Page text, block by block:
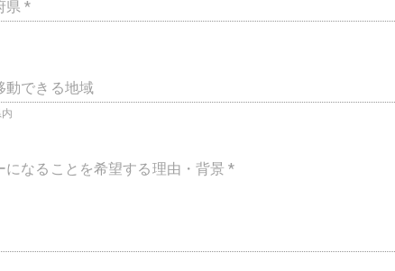
県 *
動できる地域
になることを希望する理由・背景 *